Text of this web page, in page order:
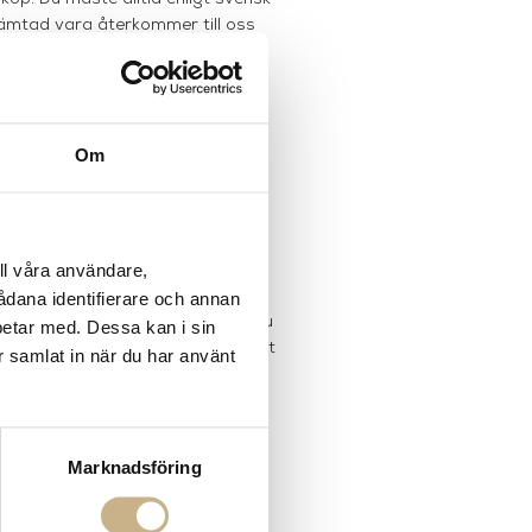
Om
våra användare,
identifierare och annan
med. Dessa kan i sin
samlat in när du har använt
Marknadsföring
vara återkommer till oss
033-107576.
att ångra ditt köp inom 14
oanvänd och oskadad.
du utnyttjar ångerrätten står du
Vi har ingen möjlighet
returen. Vänligen kontakta
specifikt för dig som kund.